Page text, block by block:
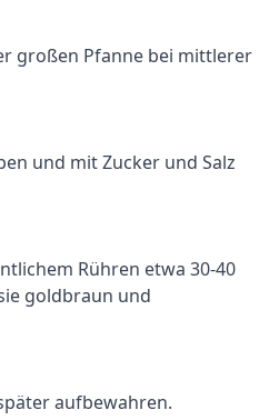
großen Pfanne bei mittlerer
und mit Zucker und Salz
Rühren etwa 30-40
goldbraun und
aufbewahren.